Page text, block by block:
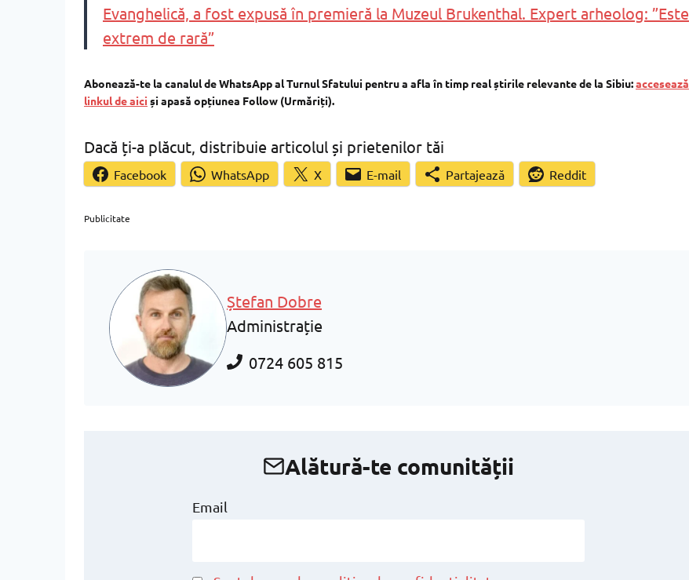
Evanghelică, a fost expusă în premieră la Muzeul Brukenthal. Expert arheolog: ”Este
extrem de rară”
Abonează-te la canalul de WhatsApp al Turnul Sfatului pentru a afla în timp real știrile relevante de la Sibiu:accesează
linkul de aici și apasă opțiunea Follow (Urmăriți).
Dacă ți-a plăcut, distribuie articolul și prietenilor tăi
Facebook WhatsApp X Partajează Reddit
Publicitate
Ștefan Dobre
Administrație
0724 605 815
Alătură-te comunității
Email